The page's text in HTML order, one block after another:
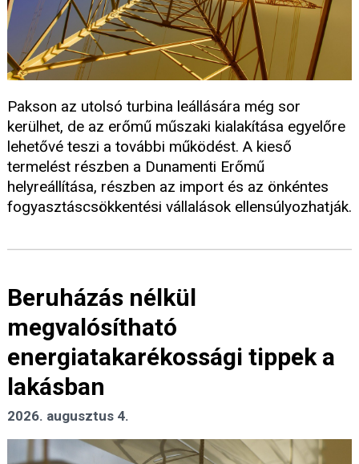
Pakson az utolsó turbina leállására még sor
kerülhet, de az erőmű műszaki kialakítása egyelőre
lehetővé teszi a további működést. A kieső
termelést részben a Dunamenti Erőmű
helyreállítása, részben az import és az önkéntes
fogyasztáscsökkentési vállalások ellensúlyozhatják.
Beruházás nélkül
megvalósítható
energiatakarékossági tippek a
lakásban
2026. augusztus 4.